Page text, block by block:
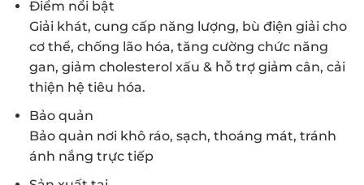
Điểm nổi bật
Giải khát, cung cấp năng lượng, bù điện giải cho
cơ thể, chống lão hóa, tăng cường chức năng
gan, giảm cholesterol xấu & hỗ trợ giảm cân, cải
thiện hệ tiêu hóa.
Bảo quản
Bảo quản nơi khô ráo, sạch, thoáng mát, tránh
ánh nắng trực tiếp